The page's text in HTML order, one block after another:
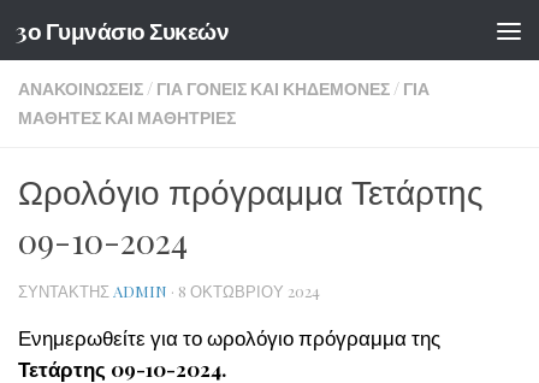
Skip to content
3ο Γυμνάσιο Συκεών
ΑΝΑΚΟΙΝΏΣΕΙΣ/ ΓΙΑ ΓΟΝΕΊΣ ΚΑΙ ΚΗΔΕΜΌΝΕΣ/ ΓΙΑ
ΜΑΘΗΤΈΣ ΚΑΙ ΜΑΘΉΤΡΙΕΣ
Ωρολόγιο πρόγραμμα Τετάρτης
09-10-2024
ΣΥΝΤΆΚΤΗΣ ADMIN · 8 ΟΚΤΩΒΡΊΟΥ 2024
Ενημερωθείτε για το ωρολόγιο πρόγραμμα της
Τετάρτης 09-10-2024.